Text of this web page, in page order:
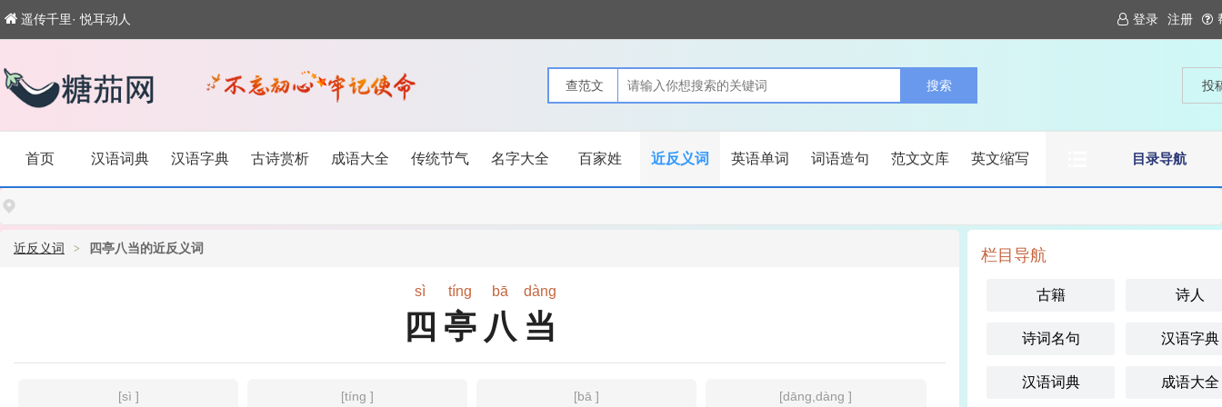
遥传千里· 悦耳动人 登录 注册
投
目录导航
首页 汉语词典 汉语字典 古诗赏析 成语大全 传统节气 名字大全 百家姓 近反义词 英语单词 词语造句 范文文库 英文缩写
近反义词 四亭八当的近反义词
sì tíng bā dàng
四亭八当
[sì ] [tíng ] [bā ] [dāng,dàng ]
栏目导航
古籍 诗人
诗词名句 汉语字典
汉语词典 成语大全